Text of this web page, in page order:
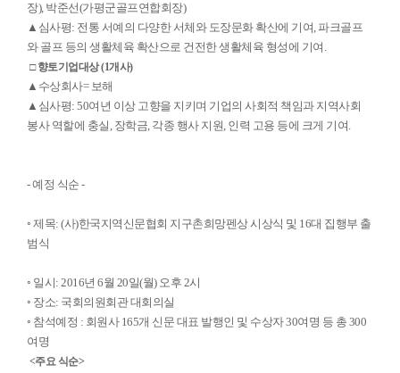
장), 박준선(가평군골프연합회장)
▲심사평: 전통 서예의 다양한 서체와 도장문화 확산에 기여, 파크골프
와 골프 등의 생활체육 확산으로 건전한 생활체육 형성에 기여.
□ 향토기업대상 (1개사)
▲수상회사= 보해
▲심사평: 50여년 이상 고향을 지키며 기업의 사회적 책임과 지역사회
봉사 역할에 충실, 장학금, 각종 행사 지원, 인력 고용 등에 크게 기여.
- 예정 식순 -
◦ 제목: (사)한국지역신문협회 지구촌희망펜상 시상식 및 16대 집행부 출
범식
◦ 일시: 2016년 6월 20일(월) 오후 2시
◦ 장소: 국회의원회관 대회의실
◦ 참석예정 : 회원사 165개 신문 대표 발행인 및 수상자 30여명 등 총 300
여명
<주요 식순>